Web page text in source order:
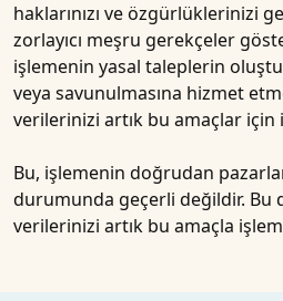
haklarınızı ve özgürlüklerinizi
zorlayıcı meşru gerekçeler
işlemenin yasal taleplerin
veya savunulmasına hizmet
verilerinizi artık bu amaçlar için
Bu, işlemenin doğrudan
durumunda geçerli değildir. Bu
verilerinizi artık bu amaçla